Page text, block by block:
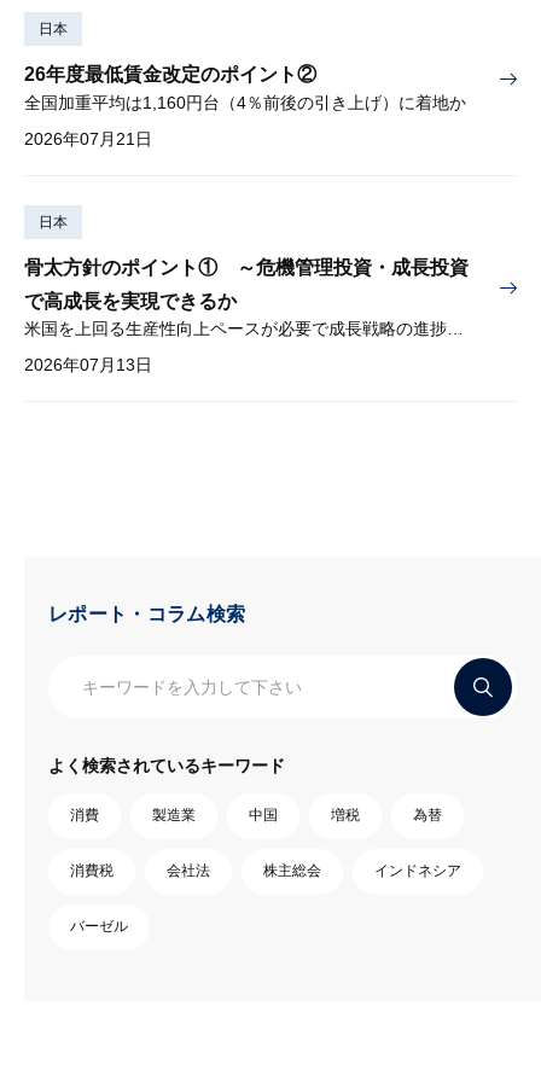
日本
26年度最低賃金改定のポイント②
全国加重平均は1,160円台（4％前後の引き上げ）に着地か
2026年07月21日
日本
骨太方針のポイント① ～危機管理投資・成長投資
で高成長を実現できるか
米国を上回る生産性向上ペースが必要で成長戦略の進捗管理も課題
2026年07月13日
レポート・コラム検索
よく検索されているキーワード
消費 製造業 中国 増税 為替
消費税 会社法 株主総会 インドネシア
バーゼル